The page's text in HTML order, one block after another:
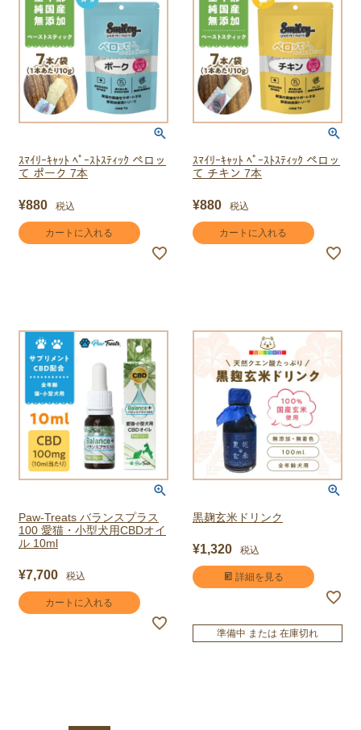
ｽﾏｲﾘｰｷｬｯﾄ ﾍﾟｰｽﾄｽﾃｨｯｸ ペロッ
て ポーク 7本
¥880 税込
カートに入れる
ｽﾏｲﾘｰｷｬｯﾄ ﾍﾟｰｽﾄｽﾃｨｯｸ ペロッ
て チキン 7本
¥880 税込
カートに入れる
Paw-Treats バランスプラス
100 愛猫・小型犬用CBDオイ
ル 10ml
¥7,700 税込
カートに入れる
黒麹玄米ドリンク
¥1,320 税込
詳細を見る
準備中 または 在庫切れ